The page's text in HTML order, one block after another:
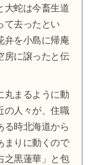
大蛇は今畜生道
て去ったとい
弁を小島に帰庵
房に譲ったと伝
まるように動
の人々が、住職
る時北海道から
まりに動くので
之黒蓮華」と包